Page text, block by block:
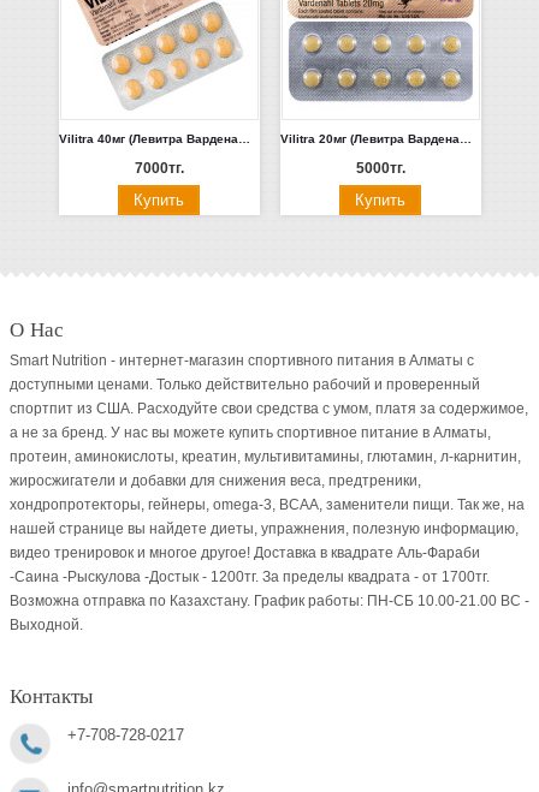
7000тг. 5000тг.
О Нас
Smart Nutrition - интернет-магазин спортивного питания в Алматы с
доступными ценами. Только действительно рабочий и проверенный
спортпит из США. Расходуйте свои средства с умом, платя за содержимое,
а не за бренд. У нас вы можете купить спортивное питание в Алматы,
протеин, аминокислоты, креатин, мультивитамины, глютамин, л-карнитин,
жиросжигатели и добавки для снижения веса, предтреники,
хондропротекторы, гейнеры, omega-3, BCAA, заменители пищи. Так же, на
нашей странице вы найдете диеты, упражнения, полезную информацию,
видео тренировок и многое другое! Доставка в квадрате Аль-Фараби
-Саина -Рыскулова -Достык - 1200тг. За пределы квадрата - от 1700тг.
Возможна отправка по Казахстану. График работы: ПН-СБ 10.00-21.00 ВC -
Выходной.
Контакты
+7-708-728-0217